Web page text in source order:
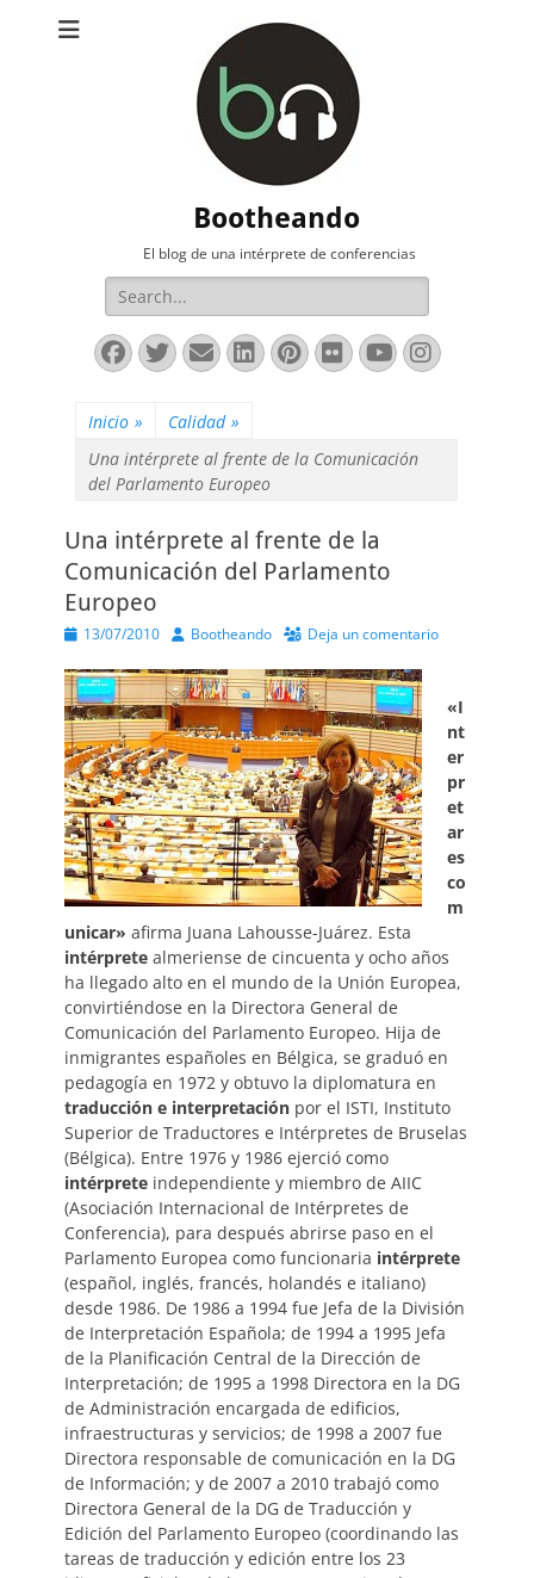
Bootheando
El blog de una intérprete de conferencias
Buscar:
Facebook
Twitter
Correo
electrónico
LinkedIn
Pinterest
FlickrYouTube
Inicio » Calidad »
Una intérprete al frente de la Comunicación
del Parlamento Europeo
Una intérprete al frente de la
Comunicación del Parlamento
Europeo
Publicado
13/07/2010 AutorBootheando Deja un comentario
«I
nt
er
pr
et
ar
es
co
m
unicar» afirma Juana Lahousse-Juárez. Esta
intérprete almeriense de cincuenta y ocho años
ha llegado alto en el mundo de la Unión Europea,
convirtiéndose en la Directora General de
Comunicación del Parlamento Europeo. Hija de
inmigrantes españoles en Bélgica, se graduó en
pedagogía en 1972 y obtuvo la diplomatura en
traducción e interpretación por el ISTI, Instituto
Superior de Traductores e Intérpretes de Bruselas
(Bélgica). Entre 1976 y 1986 ejerció como
intérprete independiente y miembro de AIIC
(Asociación Internacional de Intérpretes de
Conferencia), para después abrirse paso en el
Parlamento Europea como funcionaria intérprete
(español, inglés, francés, holandés e italiano)
desde 1986. De 1986 a 1994 fue Jefa de la División
de Interpretación Española; de 1994 a 1995 Jefa
de la Planificación Central de la Dirección de
Interpretación; de 1995 a 1998 Directora en la DG
de Administración encargada de edificios,
infraestructuras y servicios; de 1998 a 2007 fue
Directora responsable de comunicación en la DG
de Información; y de 2007 a 2010 trabajó como
Directora General de la DG de Traducción y
Edición del Parlamento Europeo (coordinando las
tareas de traducción y edición entre los 23